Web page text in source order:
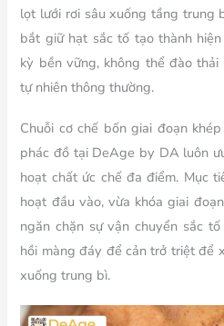
lọt lưới rơi sâu xuống tầng trung
bắt giữ hạt sắc tố tạo thành
kỳ bền vững, không thể đào
tự nhiên thông thường.
Chuỗi cơ chế bốn giai đoạn
phác đồ tại DeAge by DA luôn
hoạt chất ức chế đa điểm. Mục
hoạt đầu vào, vừa khóa giai
ngăn chặn sự vận chuyển sắc
hồi màng đáy để cản trở triệt để
xuống trung bì.